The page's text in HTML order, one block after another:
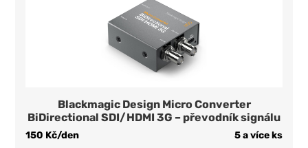
Blackmagic Design Micro Converter
BiDirectional SDI/HDMI 3G – převodník signálu
150 Kč/den 5 a více ks